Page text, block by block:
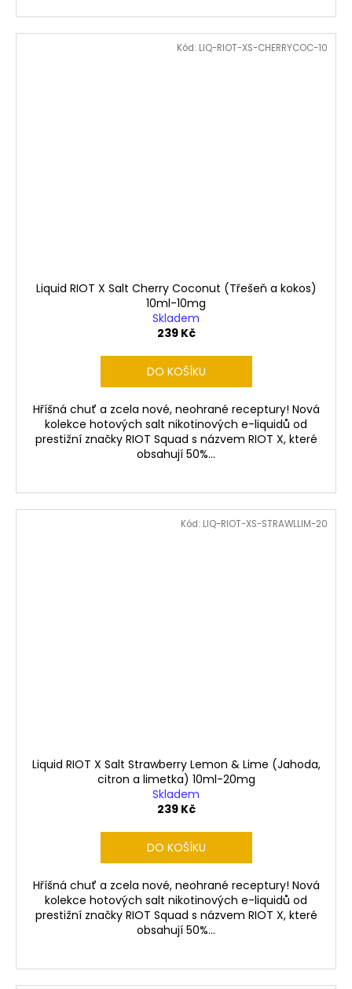
Liquid RIOT X Salt Cherry Coconut (Třešeň a kokos)
10ml-10mg
Skladem
239 Kč
DO KOŠÍKU
Hříšná chuť a zcela nové, neohrané receptury! Nová
kolekce hotových salt nikotinových e-liquidů od
prestižní značky RIOT Squad s názvem RIOT X, které
obsahují 50%...
Kód: LIQ-RIOT-XS-CHERRYCOC-10
Liquid RIOT X Salt Strawberry Lemon & Lime (Jahoda,
citron a limetka) 10ml-20mg
Skladem
239 Kč
DO KOŠÍKU
Hříšná chuť a zcela nové, neohrané receptury! Nová
kolekce hotových salt nikotinových e-liquidů od
prestižní značky RIOT Squad s názvem RIOT X, které
obsahují 50%...
Kód: LIQ-RIOT-XS-STRAWLLIM-20